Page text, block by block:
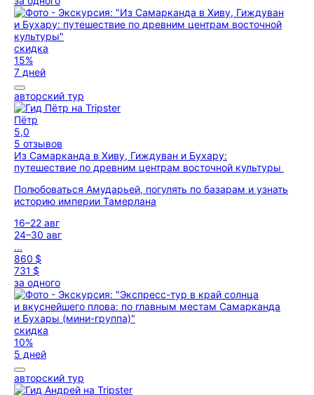
скидка
15%
7 дней
авторский тур
Пётр
5,0
5 отзывов
Из Самарканда в Хиву, Гиждуван и Бухару:
путешествие по древним центрам восточной культуры
Полюбоваться Амударьей, погулять по базарам и узнать
историю империи Тамерлана
16–22 авг
24–30 авг
...
860 $
731 $
за одного
скидка
10%
5 дней
авторский тур